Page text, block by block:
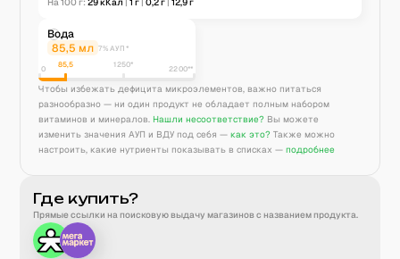
Вода
85,5 мл 7% АУП*
0 85,5 1250* 2200**
Чтобы избежать дефицита микроэлементов, важно питаться
разнообразно — ни один продукт не обладает полным набором
витаминов и минералов. Нашли несоответствие? Вы можете
изменить значения АУП и ВДУ под себя — как это? Также можно
настроить, какие нутриенты показывать в списках — подробнее
Где купить?
Прямые ссылки на поисковую выдачу магазинов с названием продукта.